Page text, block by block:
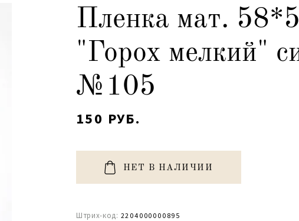
Пленка мат.
"Горох мелкий"
№105
150 РУБ.
НЕТ В НАЛИЧИИ
Штрих-код: 2204000000895